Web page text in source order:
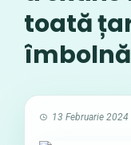
toată
13 Februarie 2024